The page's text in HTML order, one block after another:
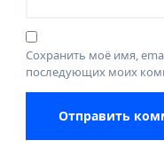
Сохранить моё имя,
последующих моих